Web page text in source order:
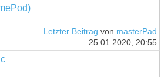
Letzter Beitrag von masterPad
25.01.2020, 20:55